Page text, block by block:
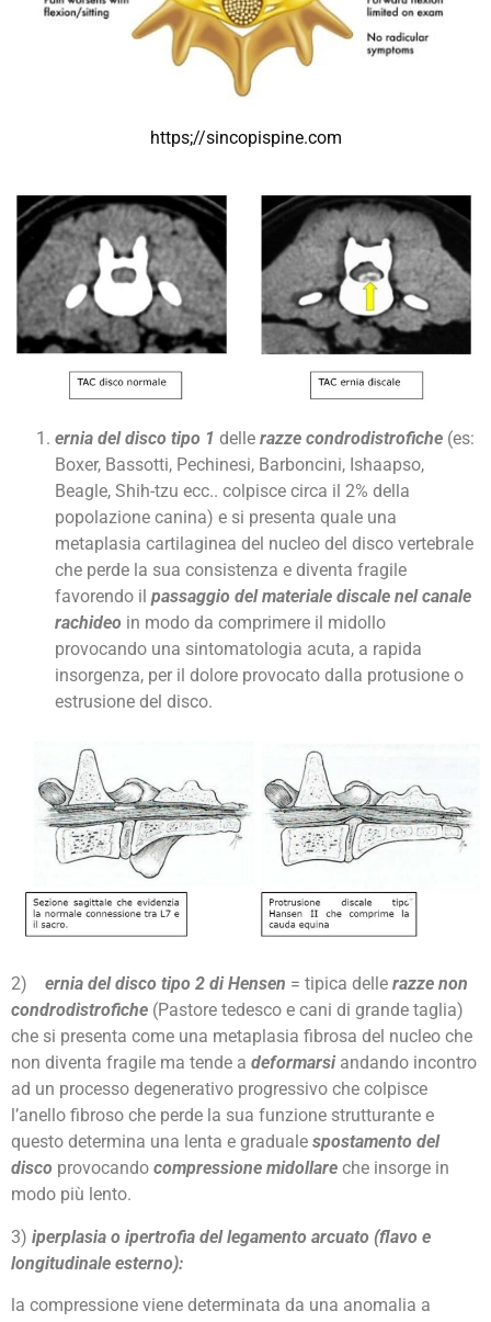
https;//sincopispine.com
ernia del disco tipo 1 delle razze condrodistrofiche (es:
Boxer, Bassotti, Pechinesi, Barboncini, Ishaapso,
Beagle, Shih-tzu ecc.. colpisce circa il 2% della
popolazione canina) e si presenta quale una
metaplasia cartilaginea del nucleo del disco vertebrale
che perde la sua consistenza e diventa fragile
favorendo il passaggio del materiale discale nel canale
rachideo in modo da comprimere il midollo
provocando una sintomatologia acuta, a rapida
insorgenza, per il dolore provocato dalla protusione o
estrusione del disco.
2) ernia del disco tipo 2 di Hensen = tipica delle razze non
condrodistrofiche (Pastore tedesco e cani di grande taglia)
che si presenta come una metaplasia fibrosa del nucleo che
non diventa fragile ma tende a deformarsi andando incontro
ad un processo degenerativo progressivo che colpisce
l’anello fibroso che perde la sua funzione strutturante e
questo determina una lenta e graduale spostamento del
disco provocando compressione midollare che insorge in
modo più lento.
3) iperplasia o ipertrofia del legamento arcuato (flavo e
longitudinale esterno):
la compressione viene determinata da una anomalia a